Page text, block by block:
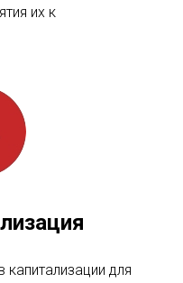
их к
капитализации для